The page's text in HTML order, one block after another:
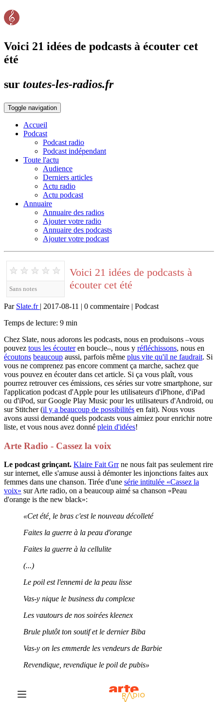
Voici 21 idées de podcasts à écouter cet
été
sur toutes-les-radios.fr
Toggle navigation
Accueil
Podcast
Podcast radio
Podcast indépendant
Toute l'actu
Audience
Derniers articles
Actu radio
Actu podcast
Annuaire
Annuaire des radios
Ajouter votre radio
Annuaire des podcasts
Ajouter votre podcast
★ ★ ★ ★ ★
Sans notes
Voici 21 idées de podcasts à
écouter cet été
Par Slate.fr | 2017-08-11 | 0 commentaire | Podcast
Temps de lecture: 9 min
Chez Slate, nous adorons les podcasts, nous en produisons –vous
pouvez tous les écouteren boucle–, nous y réfléchissons, nous en
écoutons beaucoup aussi, parfois même plus vite qu'il ne faudrait. Si
vous ne comprenez pas encore comment ça marche, sachez que
vous pouvez en écouter dans cet article. Si ça vous plaît, vous
pourrez retrouver ces émissions, ces séries sur votre smartphone, sur
l'application podcast d'Apple pour les utilisateurs d'iPhone, d'iPad
ou d'iPod, sur Google Play Music pour les utilisateurs d'Android, ou
sur Stitcher (il y a beaucoup de possibilités en fait). Nous vous
avons aussi demandé quels podcasts vous aimiez pour enrichir notre
liste, et vous nous avez donné plein d'idées!
Arte Radio - Cassez la voix
Le podcast grinçant. Klaire Fait Grrne nous fait pas seulement rire
sur internet, elle s'amuse aussi à démonter les injonctions faites aux
femmes dans une chanson. Tirée d'une série intitulée «Cassez la
voix» sur Arte radio, on a beaucoup aimé sa chanson «Peau
d'orange is the new black»:
«Cet été, le bras c'est le nouveau décolleté
Faites la guerre à la peau d'orange
Faites la guerre à la cellulite
(...)
Le poil est l'ennemi de la peau lisse
Vas-y nique le business du complexe
Les vautours de nos soirées kleenex
Brule plutôt ton soutif et le dernier Biba
Vas-y on les emmerde les vendeurs de Barbie
Revendique, revendique le poil de pubis»